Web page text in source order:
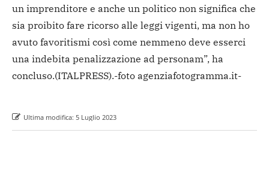
un imprenditore e anche un politico non significa che
sia proibito fare ricorso alle leggi vigenti, ma non ho
avuto favoritismi così come nemmeno deve esserci
una indebita penalizzazione ad personam”, ha
concluso.(ITALPRESS).-foto agenziafotogramma.it-
Ultima modifica: 5 Luglio 2023